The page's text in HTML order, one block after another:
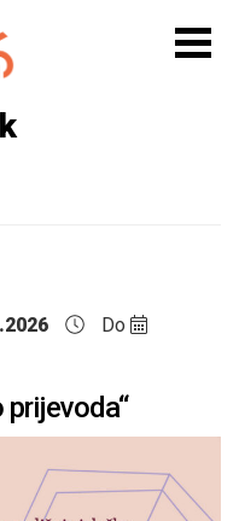
Do
prijevoda“